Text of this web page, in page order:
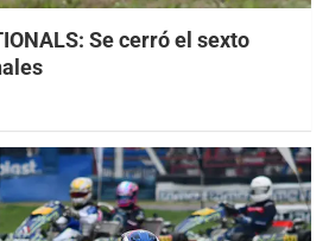
Se cerró el sexto